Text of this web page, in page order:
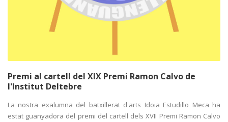
Premi al cartell del XIX Premi Ramon Calvo de
l'Institut Deltebre
La nostra exalumna del batxillerat d'arts Idoia Estudillo Meca ha
estat guanyadora del premi del cartell dels XVII Premi Ramon Calvo